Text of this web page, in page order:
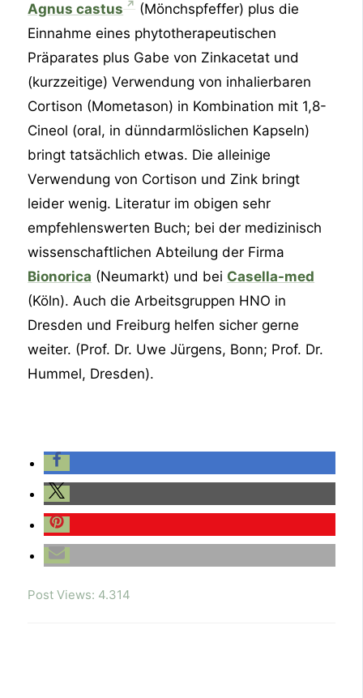
Agnus castus
(Mönchspfeffer) plus die
Einnahme eines phytotherapeutischen
Präparates plus Gabe von Zinkacetat und
(kurzzeitige) Verwendung von inhalierbaren
Cortison (Mometason) in Kombination mit 1,8-
Cineol (oral, in dünndarmlöslichen Kapseln)
bringt tatsächlich etwas. Die alleinige
Verwendung von Cortison und Zink bringt
leider wenig. Literatur im obigen sehr
empfehlenswerten Buch; bei der medizinisch
wissenschaftlichen Abteilung der Firma
Bionorica (Neumarkt) und bei Casella-med
(Köln). Auch die Arbeitsgruppen HNO in
Dresden und Freiburg helfen sicher gerne
weiter. (Prof. Dr. Uwe Jürgens, Bonn; Prof. Dr.
Hummel, Dresden).
Post Views: 4.314